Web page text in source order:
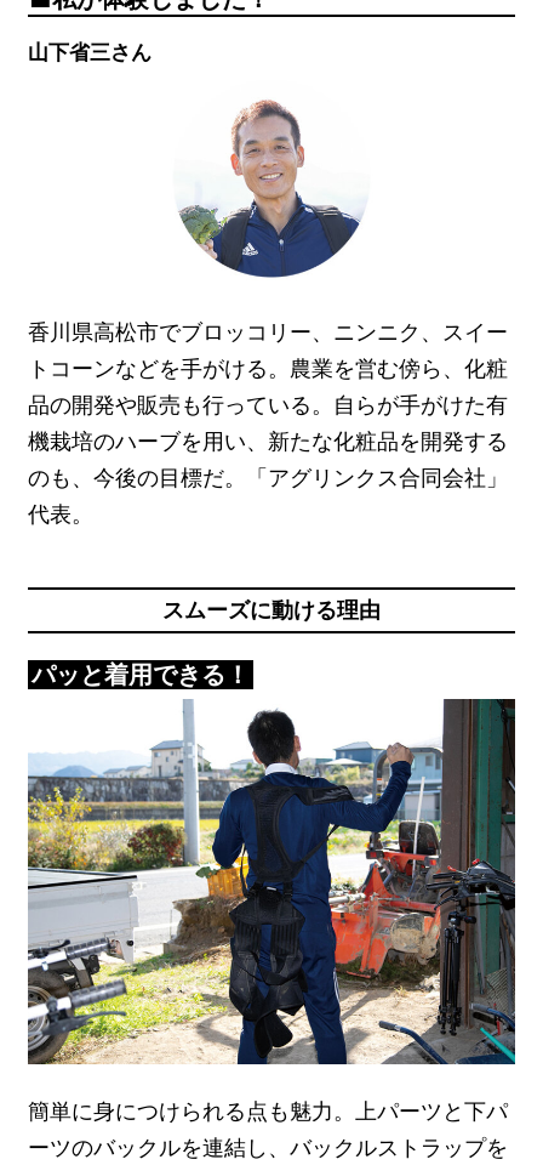
山下省三さん
香川県高松市でブロッコリー、ニンニク、スイー
トコーンなどを手がける。農業を営む傍ら、化粧
品の開発や販売も行っている。自らが手がけた有
機栽培のハーブを用い、新たな化粧品を開発する
のも、今後の目標だ。「アグリンクス合同会社」
代表。
スムーズに動ける理由
パッと着用できる！
簡単に身につけられる点も魅力。上パーツと下パ
ーツのバックルを連結し、バックルストラップを